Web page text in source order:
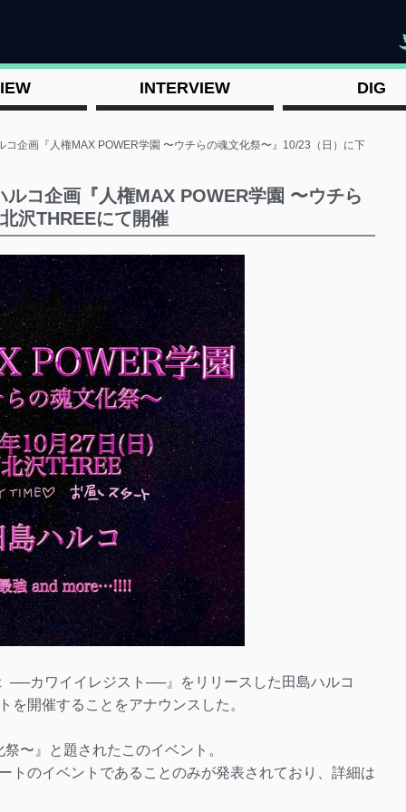
INTERVIEW DIG
コ企画『人権MAX POWER学園 〜ウチらの魂文化祭〜』10/23（日）に下
ルコ企画『人権MAX POWER学園 〜ウチら
沢THREEにて開催
──カワイイレジスト──』をリリースした田島ハルコ
を開催することをアナウンスした。
〜』と題されたこのイベント。
トのイベントであることのみが発表されており、詳細は